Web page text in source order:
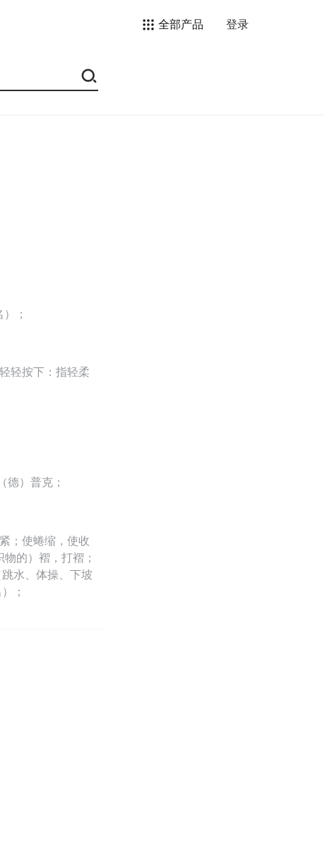
全部产品 登录
；
轻按下：指轻柔
德）普克；
；使蜷缩，使收
的）褶，打褶；
水、体操、下坡
；